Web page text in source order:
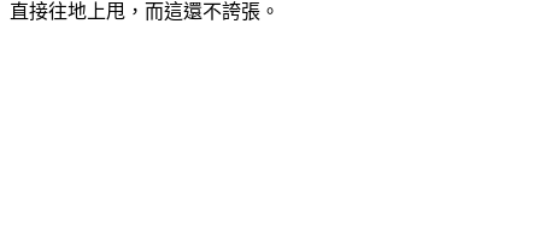
直接往地上甩，而這還不誇張。